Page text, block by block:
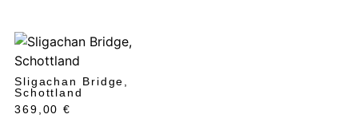
Sligachan Bridge,
Schottland
369,00€